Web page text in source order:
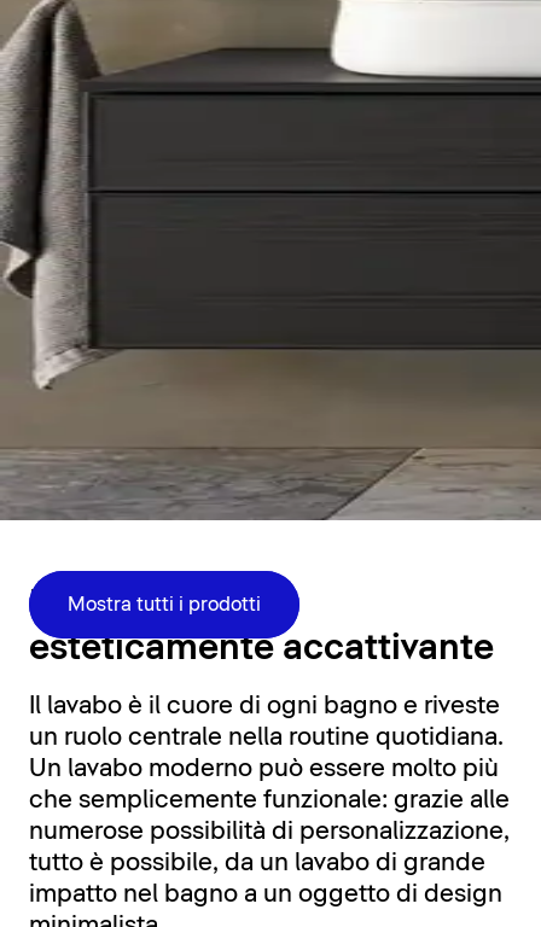
Mostra tutti i prodotti
Funzionale ed
esteticamente accattivante
Il lavabo è il cuore di ogni bagno e riveste
un ruolo centrale nella routine quotidiana.
Un lavabo moderno può essere molto più
che semplicemente funzionale: grazie alle
numerose possibilità di personalizzazione,
tutto è possibile, da un lavabo di grande
impatto nel bagno a un oggetto di design